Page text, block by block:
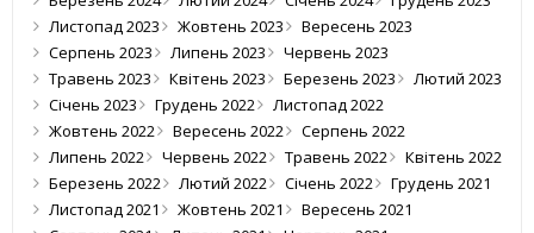
Листопад 2023
Жовтень 2023
Вересень 2023
Серпень 2023
Липень 2023
Червень 2023
Травень 2023
Квітень 2023 Березень 2023
Лютий 2023
Січень 2023
Грудень 2022
Листопад 2022
Жовтень 2022
Вересень 2022
Серпень 2022
Липень 2022
Червень 2022 Травень 2022
Квітень 2022
Березень 2022
Лютий 2022 Січень 2022
Грудень 2021
Листопад 2021
Жовтень 2021
Вересень 2021